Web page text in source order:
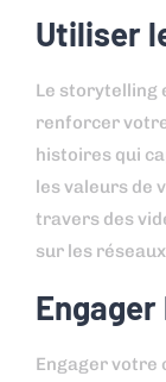
Utiliser
Le storytelling
renforcer
histoires qui
les valeurs de
travers des
sur les
Engager votre